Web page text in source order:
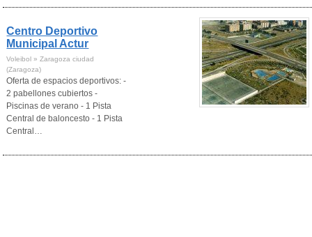
Centro Deportivo
Municipal Actur
Voleibol » Zaragoza ciudad
(Zaragoza)
Oferta de espacios deportivos: -
2 pabellones cubiertos -
Piscinas de verano - 1 Pista
Central de baloncesto - 1 Pista
Central…